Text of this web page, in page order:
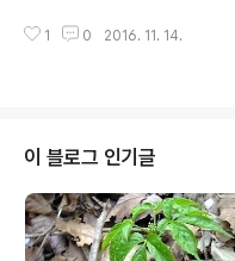
1 0 2016. 11. 14.
이 블로그 인기글